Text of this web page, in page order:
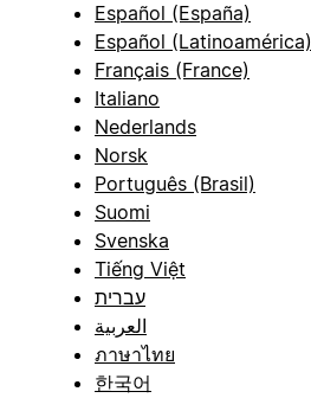
Español (España)
Español (Latinoamérica)
Français (France)
Italiano
Nederlands
Norsk
Português (Brasil)
Suomi
Svenska
Tiếng Việt
עברית
العربية
ภาษาไทย
한국어